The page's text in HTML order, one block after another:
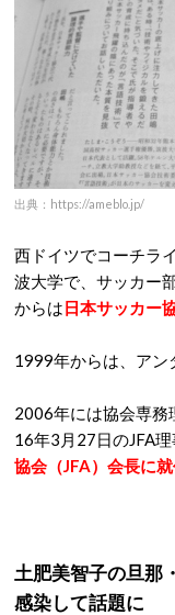
出典：https://ameblo.jp/
西ドイツでコーチラ
波大学で、サッカー
からは日本サッカー
1999年からは、アン
2006年には協会専務
16年3月27日のJFA
協会（JFA）会長に
土肥美智子の旦那
感染して話題に